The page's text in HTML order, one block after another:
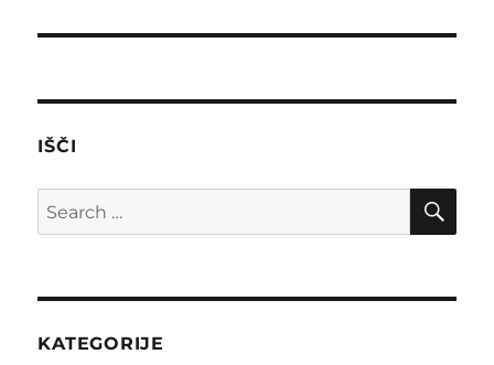
IŠČI
Search
for:
KATEGORIJE